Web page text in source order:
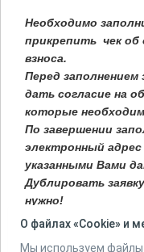
Необходимо
прикрепить чек об
взноса.
Перед заполнением
дать согласие на
которые
По завершении
электронный
указанными Вами
Дублировать
нужно!
О файлах «Cookie» и
Мы используем файлы